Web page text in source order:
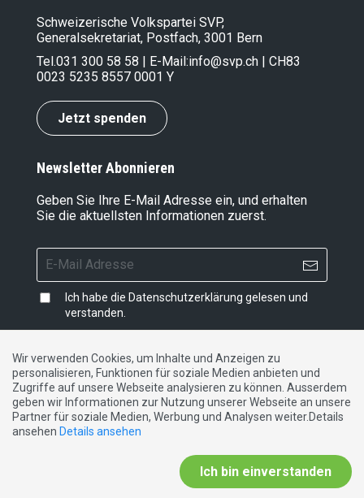
Schweizerische Volkspartei SVP,
Generalsekretariat, Postfach, 3001 Bern
Tel.031 300 58 58 | E-Mail:info@svp.ch | CH83
0023 5235 8557 0001 Y
Jetzt spenden
Newsletter Abonnieren
Geben Sie Ihre E-Mail Adresse ein, und erhalten
Sie die aktuellsten Informationen zuerst.
Ich habe die Datenschutzerklärung gelesen und
verstanden.
Impressum |Datenschutzerklärung|Kontakt
DE FR IT
Wir verwenden Cookies, um Inhalte und Anzeigen zu
personalisieren, Funktionen für soziale Medien anbieten und
Zugriffe auf unsere Webseite analysieren zu können. Ausserdem
geben wir Informationen zur Nutzung unserer Webseite an unsere
Partner für soziale Medien, Werbung und Analysen weiter.Details
ansehen Details ansehen
Ich bin einverstanden